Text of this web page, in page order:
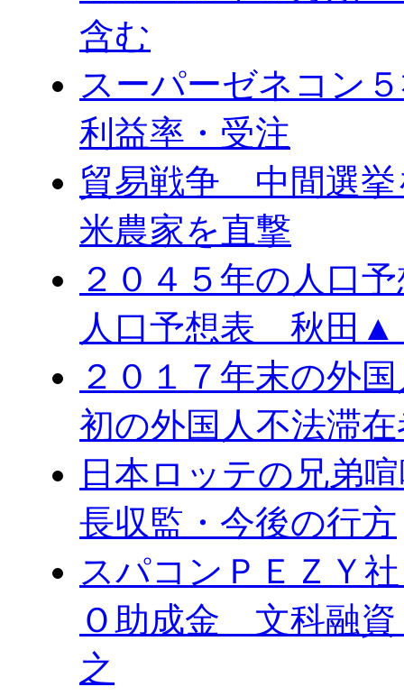
含む
スーパーゼネコン
利益率・受注
貿易戦争 中間選
米農家を直撃
２０４５年の人口
人口予想表 秋田▲
２０１７年末の外
初の外国人不法滞
日本ロッテの兄弟
長収監・今後の行方
スパコンＰＥＺＹ
Ｏ助成金 文科融
之